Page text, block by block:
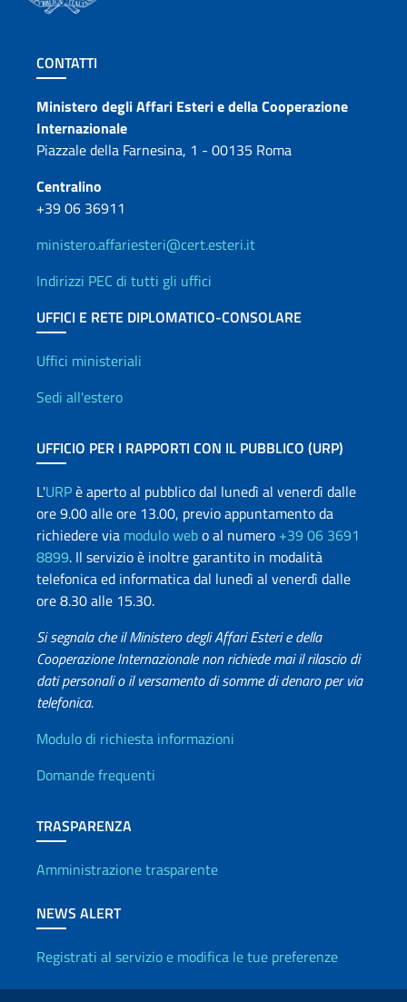
Sezione footer
CONTATTI
Contatti
Ministero degli Affari Esteri e della Cooperazione
Internazionale
Piazzale della Farnesina, 1 - 00135 Roma
Centralino
+39 06 36911
ministero.affariesteri@cert.esteri.it
Indirizzi PEC di tutti gli uffici
UFFICI E RETE DIPLOMATICO-CONSOLARE
Uffici e Rete diplomatica
Uffici ministeriali
Sedi all'estero
UFFICIO PER I RAPPORTI CON IL PUBBLICO (URP)
L'URPè aperto al pubblico dal lunedì al venerdì dalle
ore 9.00 alle ore 13.00, previo appuntamento da
richiedere via modulo webo al numero +39 06 3691
8899. Il servizio è inoltre garantito in modalità
telefonica ed informatica dal lunedì al venerdì dalle
ore 8.30 alle 15.30.
Si segnala che il Ministero degli Affari Esteri e della
Cooperazione Internazionale non richiede mai il rilascio di
dati personali o il versamento di somme di denaro per via
telefonica.
Info utili
Modulo di richiesta informazioni
Domande frequenti
TRASPARENZA
Amministrazione trasparente
NEWS ALERT
Registrati al servizio e modifica le tue preferenze